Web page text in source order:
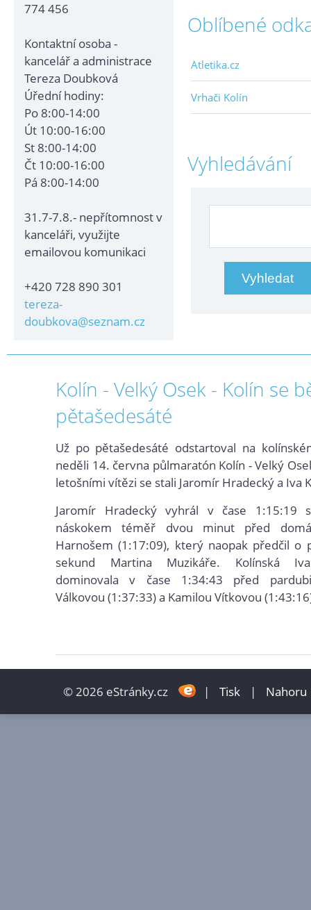
774 456
Kontaktní osoba -
kancelář a administrace
Tereza Doubková
Úřední hodiny:
Po 8:00-14:00
Út 10:00-16:00
St 8:00-14:00
Čt 10:00-16:00
Pá 8:00-14:00
31.7-7.8.- nepřítomnost v
kanceláři, využijte
emailovou komunikaci
+420 728 890 301
tereza-
doubkova@seznam.cz
Oblíbené
Atletika.cz
Vrhači Kolín
Vyhledávání
Kolín - Velký Osek - Kolín se
pětašedesáté
Už po pětašedesáté odstartoval na
neděli 14. června půlmaratón Kolín - Velký
letošními vítězi se stali Jaromír Hradecký a Iva
Jaromír Hradecký vyhrál v čase 1:15:19
náskokem téměř dvou minut před
Harnošem (1:17:09), který naopak předčil o
sekund Martina Muzikáře. Kolínská
dominovala v čase 1:34:43 před
Válkovou (1:37:33) a Kamilou Vítkovou
© 2026 eStránky.cz | Tisk | Nahoru